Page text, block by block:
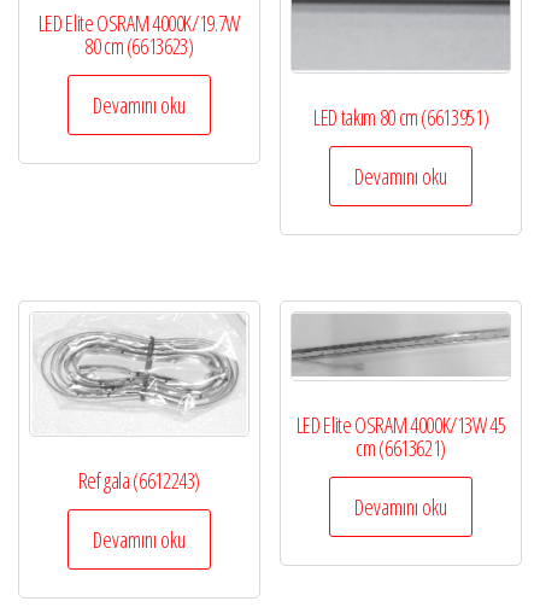
LED Elite OSRAM 4000K/19.7W
80 cm (6613623)
Devamını oku LED takım 80 cm (6613951)
Devamını oku
Ref gala (6612243)
Devamını oku
LED Elite OSRAM 4000K/13W 45
cm (6613621)
Devamını oku